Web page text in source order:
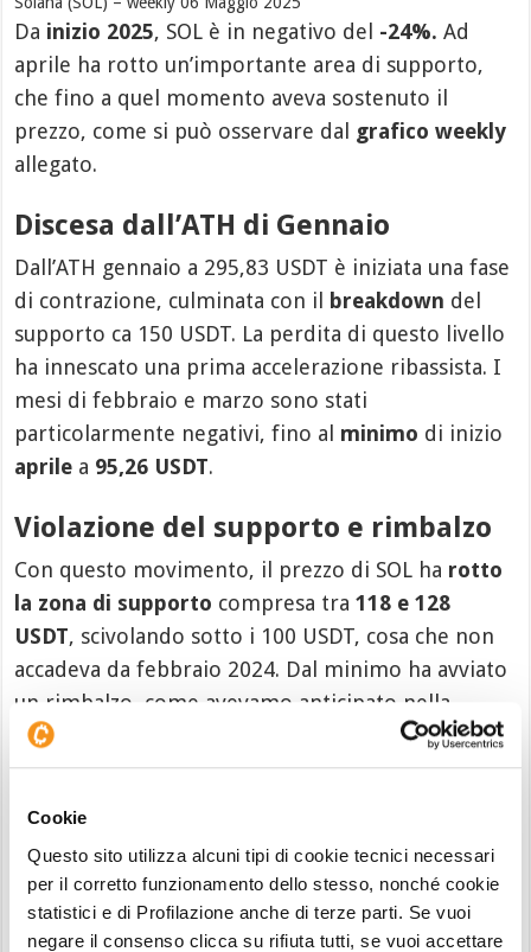
Cookie
Questo sito utilizza alcuni tipi di cookie tecnici necessari
per il corretto funzionamento dello stesso, nonché cookie
statistici e di Profilazione anche di terze parti. Se vuoi
negare il consenso clicca su rifiuta tutti, se vuoi accettare
Da inizio 2025, SOL è in negativo del -24%. Ad
aprile ha rotto un’importante area di supporto,
che fino a quel momento aveva sostenuto il
prezzo, come si può osservare dal grafico weekly
allegato.
Discesa dall’ATH di Gennaio
Dall’ATH gennaio a 295,83 USDT è iniziata una fase
di contrazione, culminata con il
breakdown del
supporto ca 150 USDT. La perdita di questo livello
ha innescato una prima accelerazione ribassista. I
mesi di febbraio e marzo sono stati
particolarmente negativi, fino al minimo di inizio
aprile a 95,26 USDT.
Violazione del supporto e rimbalzo
Con questo movimento, il prezzo di SOL ha rotto
la zona di supporto compresa tra118 e 128
USDT, scivolando sotto i 100 USDT, cosa che non
accadeva da febbraio 2024. Dal minimo ha avviato
un rimbalzo, come avevamo anticipato nella
nostra
e questo scenario si sta
concretizzando.
Su qeusta view weekly sono visibili il primo livello
diresistenzasi trovi a 170 USDT, con la principale
che potrebbe sancire l’uscita dal trend ribassista in
area195 USDT.